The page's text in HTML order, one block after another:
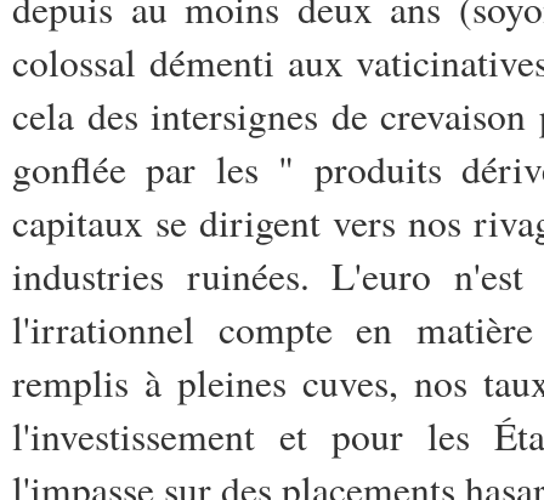
colossal démenti aux
cela des intersignes de
gonflée par les " produits
capitaux se dirigent vers nos
industries ruinées. L'euro
l'irrationnel compte en
remplis à pleines cuves, nos
l'investissement et pour les
l'impasse sur des placements